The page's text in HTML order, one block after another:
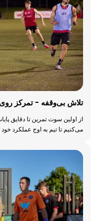
تلاش بی‌وقفه - تمرکز روی
از اولین سوت تمرین تا دقایق
می‌کنیم تا تیم به اوج عملکرد خود